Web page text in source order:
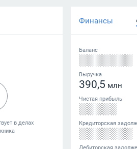
Финансы
Баланс
░░░░░░░
Выручка
390,5 млн
Чистая прибыль
░░░░░
Кредиторская
░░░░░░░
Дебиторская